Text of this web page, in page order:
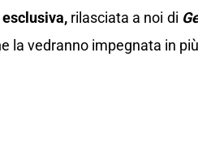
rilasciata a noi di
la vedranno impegnata in